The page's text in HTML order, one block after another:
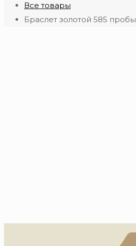
Все товары
Браслет золотой 585 пробы